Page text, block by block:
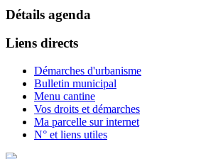
Détails agenda
Liens directs
Démarches d'urbanisme
Bulletin municipal
Menu cantine
Vos droits et démarches
Ma parcelle sur internet
N° et liens utiles